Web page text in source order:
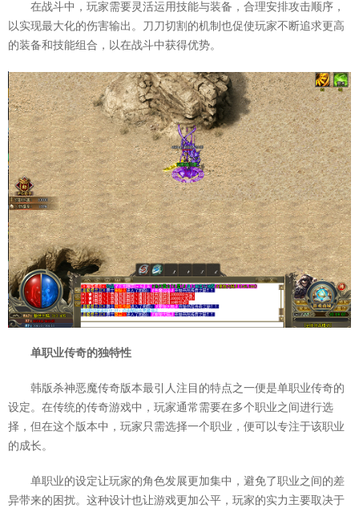
在战斗中，玩家需要灵活运用技能与装备，合理安排攻击顺序，
以实现最大化的伤害输出。刀刀切割的机制也促使玩家不断追求更高
的装备和技能组合，以在战斗中获得优势。
单职业传奇的独特性
韩版杀神恶魔传奇版本最引人注目的特点之一便是单职业传奇的
设定。在传统的传奇游戏中，玩家通常需要在多个职业之间进行选
择，但在这个版本中，玩家只需选择一个职业，便可以专注于该职业
的成长。
单职业的设定让玩家的角色发展更加集中，避免了职业之间的差
异带来的困扰。这种设计也让游戏更加公平，玩家的实力主要取决于